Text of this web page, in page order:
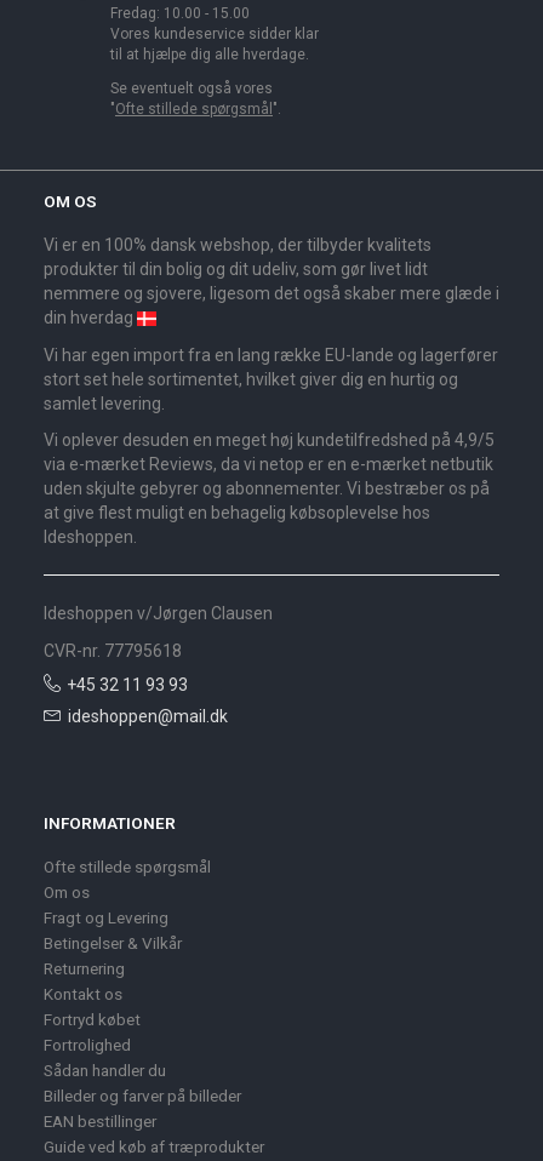
Fredag: 10.00 - 15.00
Vores kundeservice sidder klar
til at hjælpe dig alle hverdage.
Se eventuelt også vores
"Ofte stillede spørgsmål ".
OM OS
Vi er en 100% dansk webshop, der tilbyder kvalitets
produkter til din bolig og dit udeliv, som gør livet lidt
nemmere og sjovere, ligesom det også skaber mere glæde i
din hverdag
Vi har egen import fra en lang række EU-lande og lagerfører
stort set hele sortimentet, hvilket giver dig en hurtig og
samlet levering.
Vi oplever desuden en meget høj kundetilfredshed på 4,9/5
via e-mærket Reviews, da vi netop er en e-mærket netbutik
uden skjulte gebyrer og abonnementer. Vi bestræber os på
at give flest muligt en behagelig købsoplevelse hos
Ideshoppen.
Ideshoppen v/Jørgen Clausen
CVR-nr. 77795618
+45 32 11 93 93
ideshoppen@mail.dk
INFORMATIONER
Ofte stillede spørgsmål
Om os
Fragt og Levering
Betingelser & Vilkår
Returnering
Kontakt os
Fortryd købet
Fortrolighed
Sådan handler du
Billeder og farver på billeder
EAN bestillinger
Guide ved køb af træprodukter